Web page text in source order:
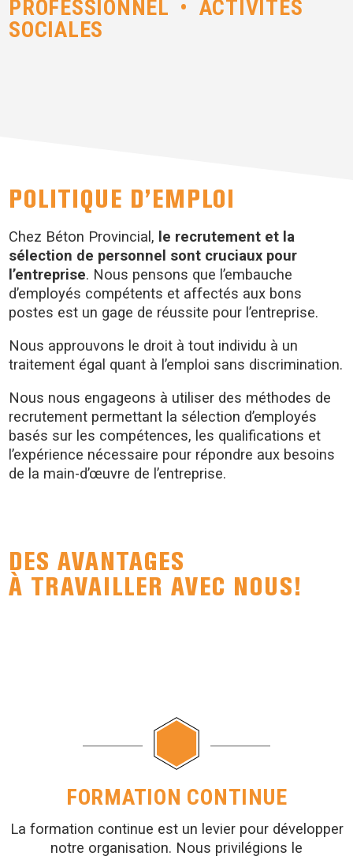
PROFESSIONNEL • ACTIVITÉS
SOCIALES
POLITIQUE D’EMPLOI
Chez Béton Provincial, le recrutement et la
sélection de personnel sont cruciaux pour
l’entreprise. Nous pensons que l’embauche
d’employés compétents et affectés aux bons
postes est un gage de réussite pour l’entreprise.
Nous approuvons le droit à tout individu à un
traitement égal quant à l’emploi sans discrimination.
Nous nous engageons à utiliser des méthodes de
recrutement permettant la sélection d’employés
basés sur les compétences, les qualifications et
l’expérience nécessaire pour répondre aux besoins
de la main-d’œuvre de l’entreprise.
DES AVANTAGES
À TRAVAILLER AVEC NOUS!
FORMATION CONTINUE
La formation continue est un levier pour développer
notre organisation. Nous privilégions le